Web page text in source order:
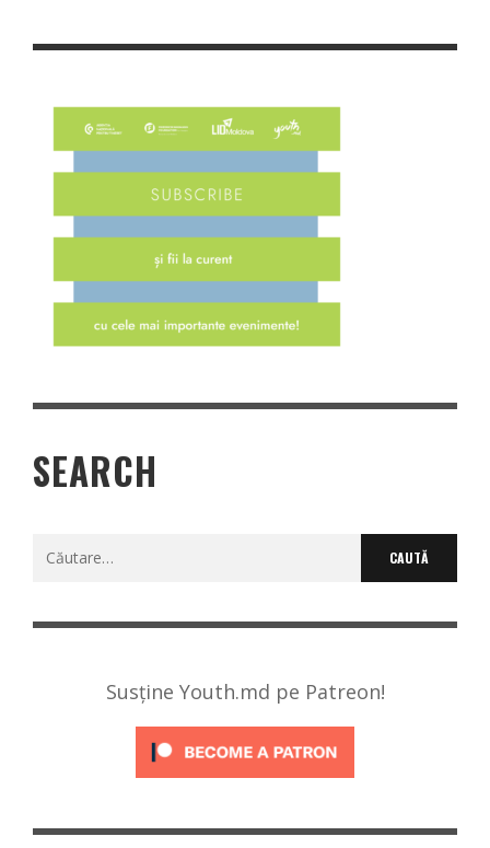
SEARCH
Caută
Susține Youth.md pe Patreon!